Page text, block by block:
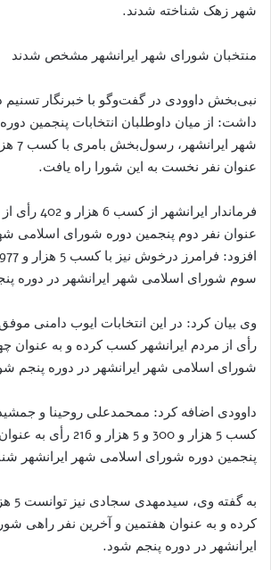
شهر زهک شناخته شدند.
منتخبان شورای شهر ایرانشهر مشخص شدند
نبی‌بخش داوودی در گفت‌وگو با خبرنگار تسنیم
داشت: از میان داوطلبان انتخابات پنجمین
عنوان نفر نخست به این شورا راه یافت.
فرماندار
عنوان نفر دوم پنجمین دوره شورای اسلامی
سوم شورای اسلامی شهر ایرانشهر در دوره
رأی از مردم ایرانشهر کسب کرده و به عنوان
شورای اسلامی شهر ایرانشهر در دوره پنجم
داوودی اضافه کرد: ممحمدعلی روحینا و
کسب 5 هزار و 300 و 5
پنجمین دوره شورای اسلامی شهر ایرانشهر
کرده و به عنوان هفتمین و آخرین نفر راهی
ایرانشهر در دوره پنجم شود.